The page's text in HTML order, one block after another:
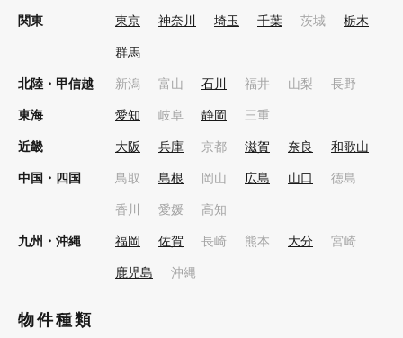
関東 東京 神奈川 埼玉 千葉 茨城 栃木
群馬
北陸・甲信越 新潟 富山 石川 福井 山梨 長野
東海 愛知 岐阜 静岡 三重
近畿 大阪 兵庫 京都 滋賀 奈良 和歌山
中国・四国 鳥取 島根 岡山 広島 山口 徳島
香川 愛媛 高知
九州・沖縄 福岡 佐賀 長崎 熊本 大分 宮崎
鹿児島 沖縄
物件種類